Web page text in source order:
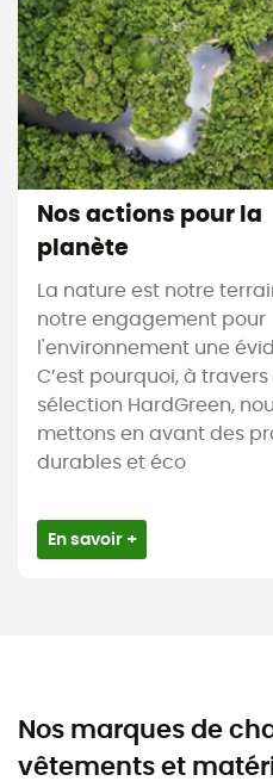
Nos actions pour la
planète
La nature est notre
notre engagement pour
l'environnement une
C’est pourquoi, à
sélection HardGreen,
mettons en avant des
durables et éco
En savoir +
Nos marques de
vêtements et